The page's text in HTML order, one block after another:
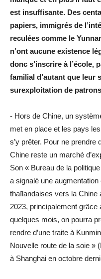
est insuffisante. Des
papiers, immigrés de
reculées comme le
n’ont aucune existence
donc s’inscrire à l’école,
familial d’autant que leur
surexploitation de
⁃ Hors de Chine, un
met en place et les pays
s’y prêter. Pour ne
Chine reste un marché
Son « Bureau de la
a signalé une
thaïlandaises vers la
2023, principalement
quelques mois, on pourra
rendre d’une traite à
Nouvelle route de la soie »
à Shanghai en octobre